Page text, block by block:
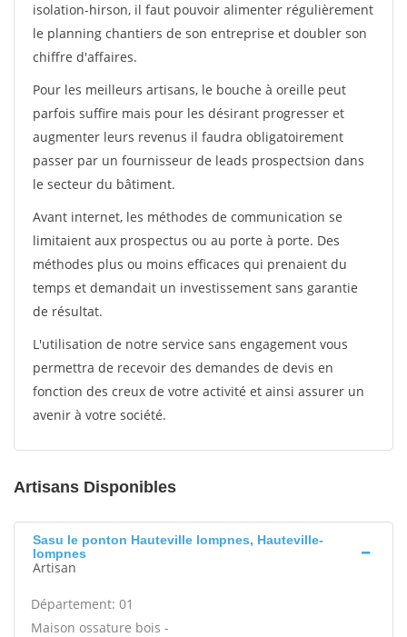
isolation-hirson, il faut pouvoir alimenter régulièrement
le planning chantiers de son entreprise et doubler son
chiffre d'affaires.
Pour les meilleurs artisans, le bouche à oreille peut
parfois suffire mais pour les désirant progresser et
augmenter leurs revenus il faudra obligatoirement
passer par un fournisseur de leads prospectsion dans
le secteur du bâtiment.
Avant internet, les méthodes de communication se
limitaient aux prospectus ou au porte à porte. Des
méthodes plus ou moins efficaces qui prenaient du
temps et demandait un investissement sans garantie
de résultat.
L'utilisation de notre service sans engagement vous
permettra de recevoir des demandes de devis en
fonction des creux de votre activité et ainsi assurer un
avenir à votre société.
Artisans Disponibles
Sasu le ponton Hauteville lompnes, Hauteville-
lompnes
Artisan
Département: 01
Maison ossature bois -